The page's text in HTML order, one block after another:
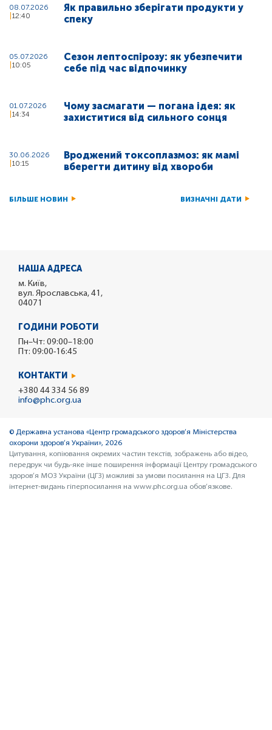
08.07.2026
12:40
Як правильно зберігати продукти у
спеку
05.07.2026
10:05
Сезон лептоспірозу: як убезпечити
себе під час відпочинку
01.07.2026
14:34
Чому засмагати — погана ідея: як
захиститися від сильного сонця
30.06.2026
10:15
Вроджений токсоплазмоз: як мамі
вберегти дитину від хвороби
БІЛЬШЕ НОВИН ВИЗНАЧНІ ДАТИ
НАША АДРЕСА
м. Київ,
вул. Ярославська, 41,
04071
ГОДИНИ РОБОТИ
Пн–Чт: 09:00–18:00
Пт: 09:00-16:45
КОНТАКТИ
+380 44 334 56 89
info@phc.org.ua
© Державна установа «Центр громадського здоров’я Міністерства
охорони здоров’я України», 2026
Цитування, копіювання окремих частин текстів, зображень або відео,
передрук чи будь-яке інше поширення інформації Центру громадського
здоров’я МОЗ України (ЦГЗ) можливі за умови посилання на ЦГЗ. Для
інтернет-видань гіперпосилання на www.phc.org.ua обов’язкове.